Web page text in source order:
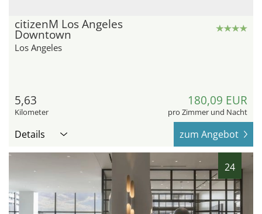
citizenM Los Angeles
Downtown
Los Angeles
5,63
Kilometer
180,09 EUR
pro Zimmer und Nacht
Details zum Angebot
24